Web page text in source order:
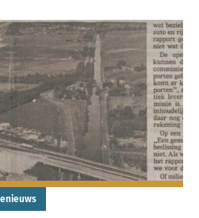
slecht milieurapport hoeven ze